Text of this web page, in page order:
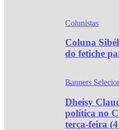
Colunistas
Coluna
do fetiche
Banners
Dheisy
política no
terça-feira